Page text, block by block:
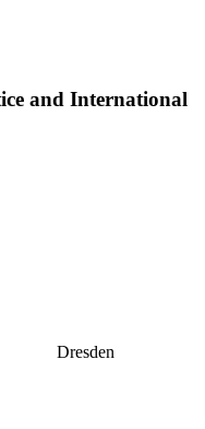
and International
Dresden